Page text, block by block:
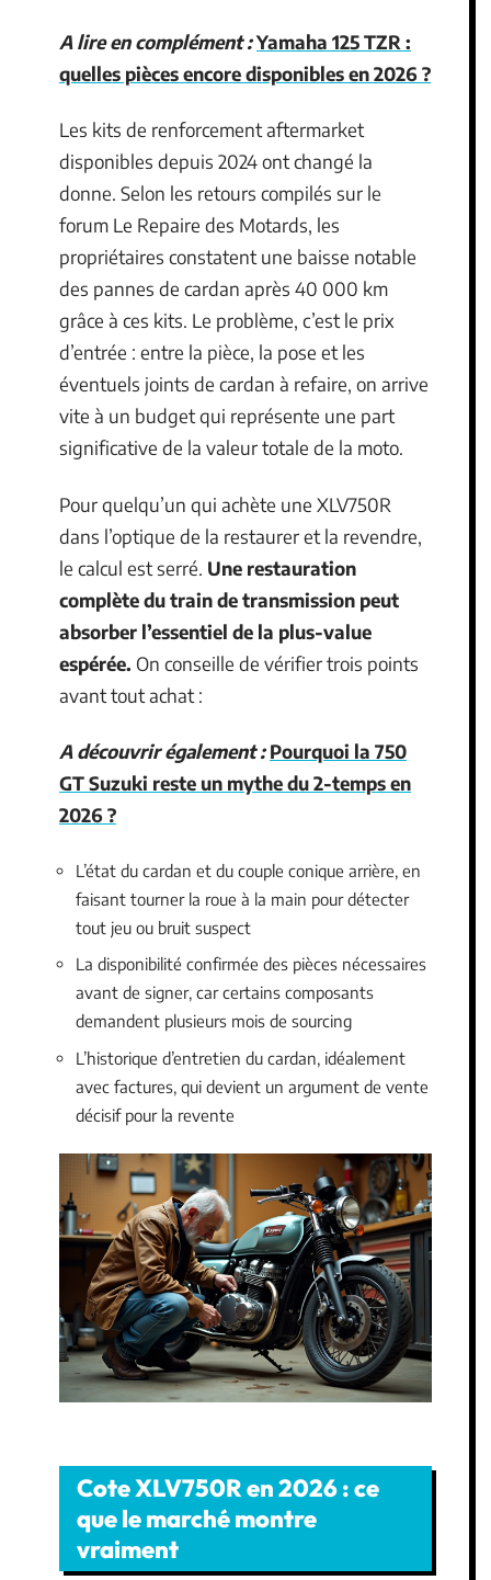
A lire en complément :Yamaha 125 TZR :
quelles pièces encore disponibles en 2026 ?
Les kits de renforcement aftermarket
disponibles depuis 2024 ont changé la
donne. Selon les retours compilés sur le
forum Le Repaire des Motards, les
propriétaires constatent une baisse notable
des pannes de cardan après 40 000 km
grâce à ces kits. Le problème, c’est le prix
d’entrée : entre la pièce, la pose et les
éventuels joints de cardan à refaire, on arrive
vite à un budget qui représente une part
significative de la valeur totale de la moto.
Pour quelqu’un qui achète une XLV750R
dans l’optique de la restaurer et la revendre,
le calcul est serré. Une restauration
complète du train de transmission peut
absorber l’essentiel de la plus-value
espérée. On conseille de vérifier trois points
avant tout achat :
A découvrir également : Pourquoi la 750
GT Suzuki reste un mythe du 2-temps en
2026 ?
L’état du cardan et du couple conique arrière, en
faisant tourner la roue à la main pour détecter
tout jeu ou bruit suspect
La disponibilité confirmée des pièces nécessaires
avant de signer, car certains composants
demandent plusieurs mois de sourcing
L’historique d’entretien du cardan, idéalement
avec factures, qui devient un argument de vente
décisif pour la revente
Cote XLV750R en 2026 : ce
que le marché montre
vraiment